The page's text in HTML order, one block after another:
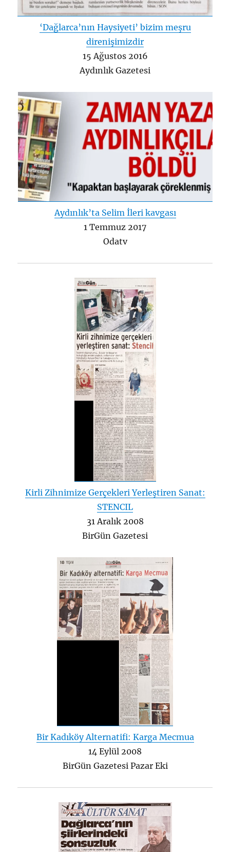
‘Dağlarca’nın Haysiyeti’ bizim meşru
direnişimizdir
15 Ağustos 2016
Aydınlık Gazetesi
Aydınlık’ta Selim İleri kavgası
1 Temmuz 2017
Odatv
Kirli Zihnimize Gerçekleri Yerleştiren Sanat:
STENCIL
31 Aralık 2008
BirGün Gazetesi
Bir Kadıköy Alternatifi: Karga Mecmua
14 Eylül 2008
BirGün Gazetesi Pazar Eki